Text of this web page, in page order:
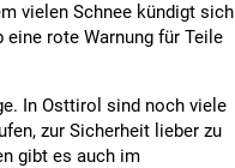
vielen Schnee kündigt sich
rote Warnung für Teile
In Osttirol sind noch viele
zur Sicherheit lieber zu
gibt es auch im